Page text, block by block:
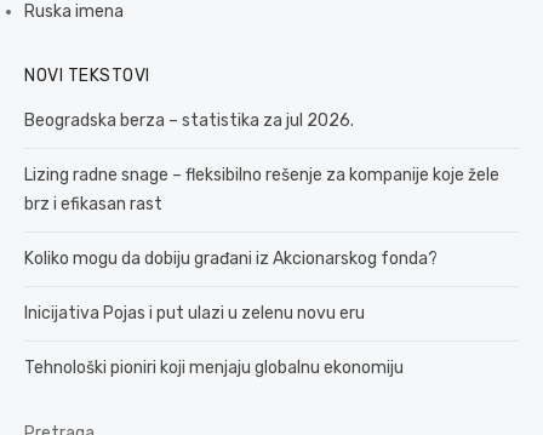
Ruska imena
NOVI TEKSTOVI
Beogradska berza – statistika za jul 2026.
Lizing radne snage – fleksibilno rešenje za kompanije koje žele
brz i efikasan rast
Koliko mogu da dobiju građani iz Akcionarskog fonda?
Inicijativa Pojas i put ulazi u zelenu novu eru
Tehnološki pioniri koji menjaju globalnu ekonomiju